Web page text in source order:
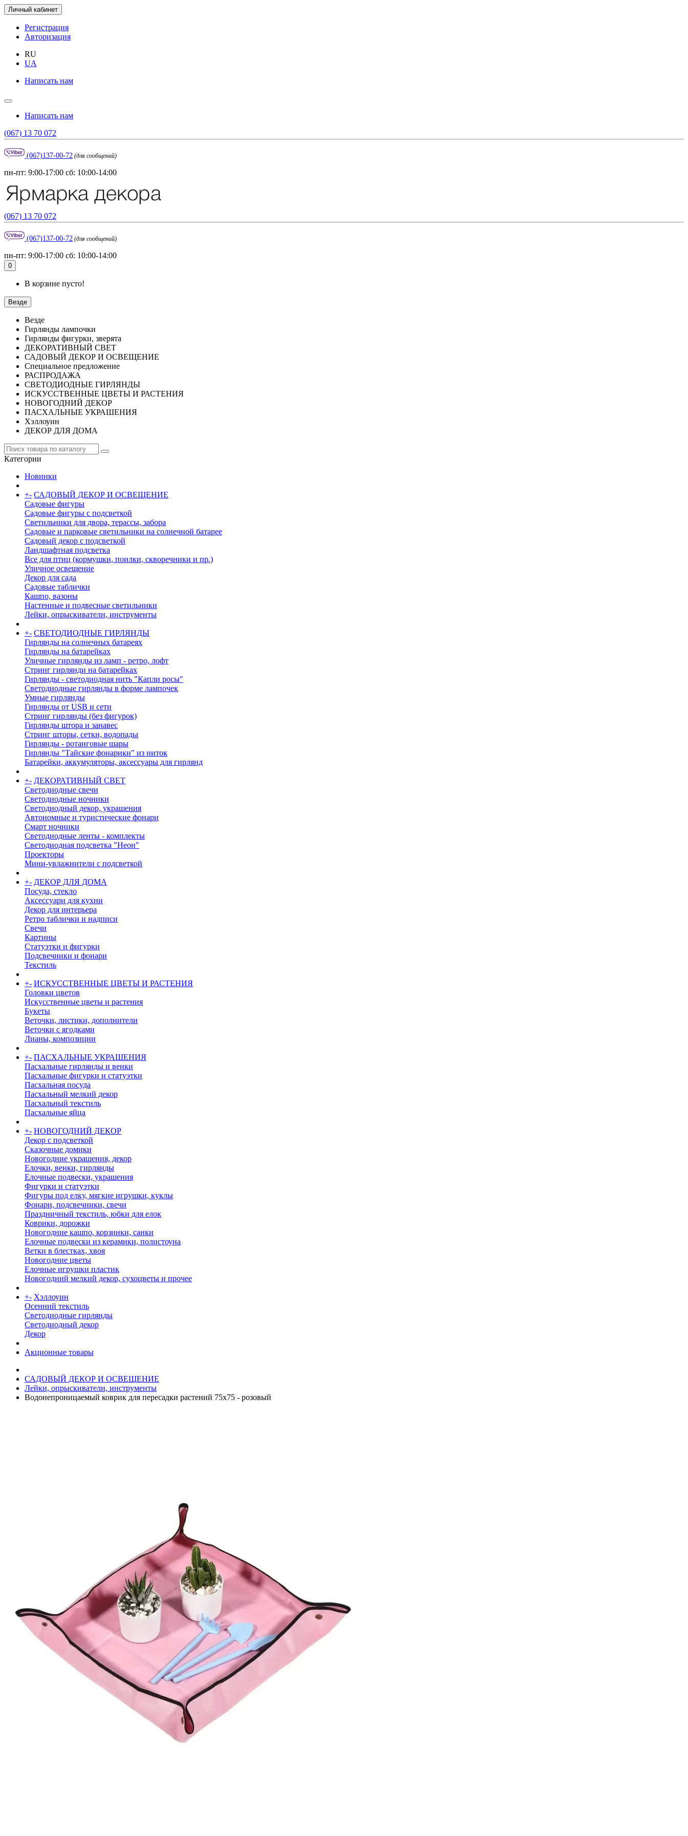
Личный кабинет
Регистрация
Авторизация
RU
UA
Написать нам
Написать нам
(067) 13 70 072
(067)137-00-72 (для сообщений)
пн-пт: 9:00-17:00 сб: 10:00-14:00
(067) 13 70 072
(067)137-00-72 (для сообщений)
пн-пт: 9:00-17:00 сб: 10:00-14:00
0
В корзине пусто!
Везде
Везде
Гирлянды лампочки
Гирлянды фигурки, зверята
ДЕКОРАТИВНЫЙ СВЕТ
САДОВЫЙ ДЕКОР И ОСВЕЩЕНИЕ
Специальное предложение
РАСПРОДАЖА
СВЕТОДИОДНЫЕ ГИРЛЯНДЫ
ИСКУССТВЕННЫЕ ЦВЕТЫ И РАСТЕНИЯ
НОВОГОДНИЙ ДЕКОР
ПАСХАЛЬНЫЕ УКРАШЕНИЯ
Хэллоуин
ДЕКОР ДЛЯ ДОМА
Категории
Новинки
+- САДОВЫЙ ДЕКОР И ОСВЕЩЕНИЕ
Садовые фигуры
Садовые фигуры с подсветкой
Светильники для двора, терассы, забора
Садовые и парковые светильники на солнечной батарее
Садовый декор с подсветкой
Ландшафтная подсветка
Все для птиц (кормушки, поилки, скворечники и пр.)
Уличное освещение
Декор для сада
Садовые таблички
Кашпо, вазоны
Настенные и подвесные светильники
Лейки, опрыскиватели, инструменты
+- СВЕТОДИОДНЫЕ ГИРЛЯНДЫ
Гирлянды на солнечных батареях
Гирлянды на батарейках
Уличные гирлянды из ламп - ретро, лофт
Стринг гирлянди на батарейках
Гирлянды - светодиодная нить "Капли росы"
Светодиодные гирлянды в форме лампочек
Умные гирлянды
Гирлянды от USB и сети
Стринг гирлянды (без фигурок)
Гирлянды штора и занавес
Стринг шторы, сетки, водопады
Гирлянды - ротанговые шары
Гирлянды "Тайские фонарики" из ниток
Батарейки, аккумуляторы, аксессуары для гирлянд
+- ДЕКОРАТИВНЫЙ СВЕТ
Светодиодные свечи
Светодиодные ночники
Светодиодный декор, украшения
Автономные и туристические фонари
Смарт ночники
Светодиодные ленты - комплекты
Светодиодная подсветка "Неон"
Проекторы
Мини-увлажнители с подсветкой
+- ДЕКОР ДЛЯ ДОМА
Посуда, стекло
Аксессуари для кухни
Декор для интерьера
Ретро таблички и надписи
Свечи
Картины
Статуэтки и фигурки
Подсвечники и фонари
Текстиль
+- ИСКУССТВЕННЫЕ ЦВЕТЫ И РАСТЕНИЯ
Головки цветов
Искусственные цветы и растения
Букеты
Веточки, листики, дополнители
Веточки с ягодками
Лианы, композиции
+- ПАСХАЛЬНЫЕ УКРАШЕНИЯ
Пасхальные гирлянды и венки
Пасхальные фигурки и статуэтки
Пасхальная посуда
Пасхальный мелкий декор
Пасхальный текстиль
Пасхальные яйца
+- НОВОГОДНИЙ ДЕКОР
Декор с подсветкой
Сказочные домики
Новогодние украшения, декор
Елочки, венки, гирлянды
Елочные подвески, украшения
Фигурки и статуэтки
Фигуры под елку, мягкие игрушки, куклы
Фонари, подсвечники, свечи
Праздничный текстиль, юбки для елок
Коврики, дорожки
Новогодние кашпо, корзинки, санки
Елочные подвески из керамики, полистоуна
Ветки в блестках, хвоя
Новогодние цветы
Елочные игрушки пластик
Новогодний мелкий декор, сухоцветы и прочее
+- Хэллоуин
Осенний текстиль
Светодиодные гирлянды
Светодиодный декор
Декор
Акционные товары
САДОВЫЙ ДЕКОР И ОСВЕЩЕНИЕ
Лейки, опрыскиватели, инструменты
Водонепроницаемый коврик для пересадки растений 75х75 - розовый